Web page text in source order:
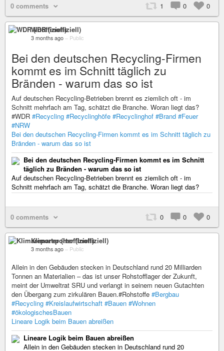
0 comments 1 0 0
WDR (inoffiziell)
3 months ago – Public
Bei den deutschen Recycling-Firmen
kommt es im Schnitt täglich zu
Bränden - warum das so ist
Auf deutschen Recycling-Betrieben brennt es ziemlich oft - im
Schnitt mehrfach am Tag, schätzt die Branche. Woran liegt das?
#WDR #Recycling #Recyclinghöfe #Recyclinghof #Brand #Feuer
#NRW
Bei den deutschen Recycling-Firmen kommt es im Schnitt täglich zu
Bränden - warum das so ist
Bei den deutschen Recycling-Firmen kommt es im Schnitt
täglich zu Bränden - warum das so ist
Auf deutschen Recycling-Betrieben brennt es ziemlich oft - im
Schnitt mehrfach am Tag, schätzt die Branche. Woran liegt das?
0 comments 0 0 0
Klimareporter (Inoffiziell)
3 months ago – Public
Allein in den Gebäuden stecken in Deutschland rund 20 Milliarden
Tonnen an Materialien – das ist unser Rohstofflager der Zukunft,
meint der Umweltrat SRU und verlangt in seinem neuen Gutachten
den Übergang zum zirkulären Bauen.#Rohstoffe #Bergbau
#Recycling #Kreislaufwirtschaft #Bauen #Wohnen
#ökologischesBauen
Lineare Logik beim Bauen abreißen
Lineare Logik beim Bauen abreißen
Allein in den Gebäuden stecken in Deutschland rund 20